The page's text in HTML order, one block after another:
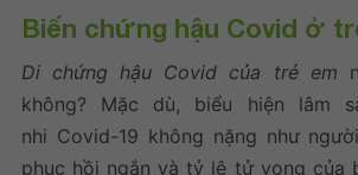
Biến chứng hậu Covid ở
Di chứng hậu Covid của trẻ em
không? Mặc dù, biểu hiện lâm
nhi Covid-19 không nặng như
phục hồi ngắn và tỷ lệ tử vong của